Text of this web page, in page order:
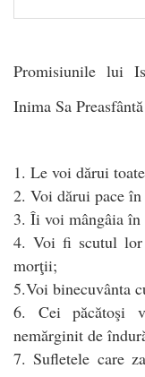
Promisiunile lui
Inima Sa Preasfântă
1. Le voi dărui
2. Voi dărui pace
3. Îi voi mângâia în
4. Voi fi scutul lor
morţii;
5.Voi binecuvânta
6. Cei păcătoşi
nemărginit de
7. Sufletele care